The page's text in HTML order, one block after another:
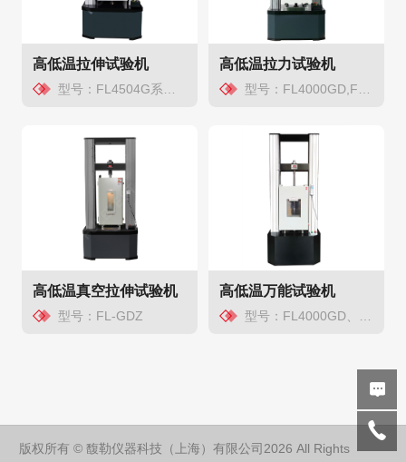
高低温拉伸试验机
型号：FL4504G系列/FL5205G系列
高低温拉力试验机
型号：FL4000GD,FL6000GD,FL5000GD
高低温真空拉伸试验机
型号：FL-GDZ
高低温万能试验机
型号：FL4000GD、FL5000GD
版权所有 © 馥勒仪器科技（上海）有限公司2026 All Rights